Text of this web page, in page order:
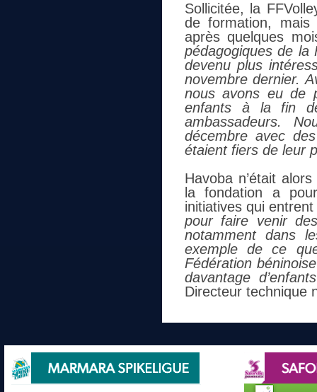
Sollicitée, la
de formation,
après quelques
pédagogiques de la
devenu plus
novembre dernier.
nous avons eu de
enfants à la fin
ambassadeurs.
décembre avec
étaient fiers de leur
Havoba n’était
la fondation a
initiatives qui
pour faire venir
notamment dans
exemple de ce
Fédération
davantage
Directeur technique